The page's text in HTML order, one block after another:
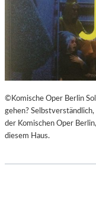
©Komische Oper Berlin
gehen?
der Komischen Oper
diesem Haus.